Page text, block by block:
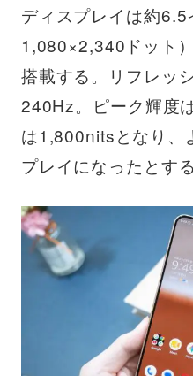
ディスプレイは約
1,080×2,340ドット
搭載する。リフレッ
240Hz。ピーク輝度
は1,800nitsとなり、
プレイになったとする